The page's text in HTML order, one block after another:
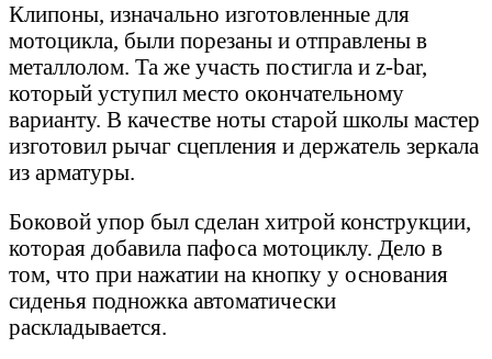
Клипоны, изначально изготовленные для
мотоцикла, были порезаны и отправлены в
металлолом. Та же участь постигла и z-bar,
который уступил место окончательному
варианту. В качестве ноты старой школы мастер
изготовил рычаг сцепления и держатель зеркала
из арматуры.
Боковой упор был сделан хитрой конструкции,
которая добавила пафоса мотоциклу. Дело в
том, что при нажатии на кнопку у основания
сиденья подножка автоматически
раскладывается.